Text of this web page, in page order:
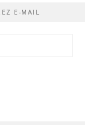
E-MAIL